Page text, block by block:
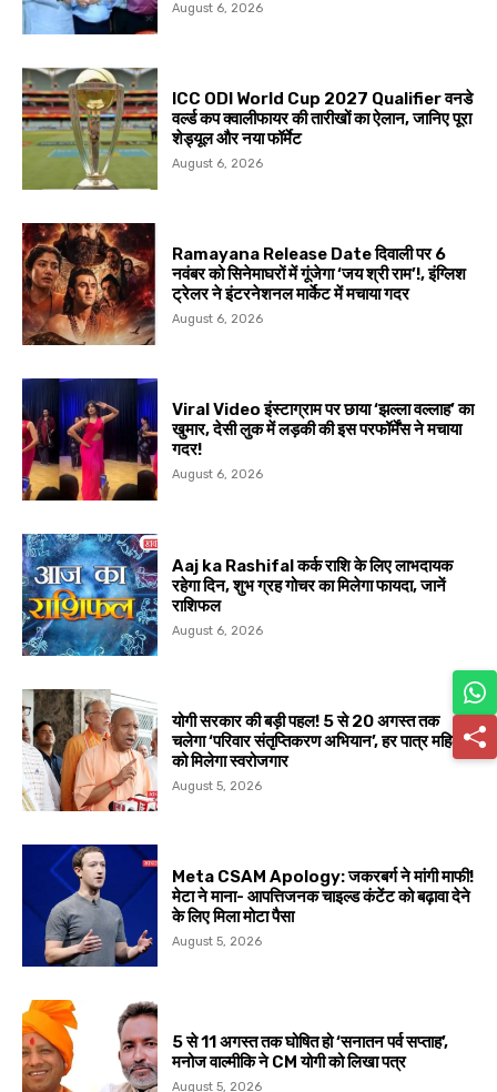
August 6, 2026
ICC ODI World Cup 2027 Qualifier वनडे
वर्ल्ड कप क्वालीफायर की तारीखों का ऐलान, जानिए पूरा
शेड्यूल और नया फॉर्मेट
August 6, 2026
Ramayana Release Date दिवाली पर 6
नवंबर को सिनेमाघरों में गूंजेगा ‘जय श्री राम’!, इंग्लिश
ट्रेलर ने इंटरनेशनल मार्केट में मचाया गदर
August 6, 2026
Viral Video इंस्टाग्राम पर छाया ‘झल्ला वल्लाह’ का
खुमार, देसी लुक में लड़की की इस परफॉर्मेंस ने मचाया
गदर!
August 6, 2026
Aaj ka Rashifal कर्क राशि के लिए लाभदायक
रहेगा दिन, शुभ ग्रह गोचर का मिलेगा फायदा, जानें
राशिफल
August 6, 2026
योगी सरकार की बड़ी पहल! 5 से 20 अगस्त तक
चलेगा ‘परिवार संतृप्तिकरण अभियान’, हर पात्र महिला
को मिलेगा स्वरोजगार
August 5, 2026
Meta CSAM Apology: जकरबर्ग ने मांगी माफी!
मेटा ने माना- आपत्तिजनक चाइल्ड कंटेंट को बढ़ावा देने
के लिए मिला मोटा पैसा
August 5, 2026
5 से 11 अगस्त तक घोषित हो ‘सनातन पर्व सप्ताह’,
मनोज वाल्मीकि ने CM योगी को लिखा पत्र
August 5, 2026